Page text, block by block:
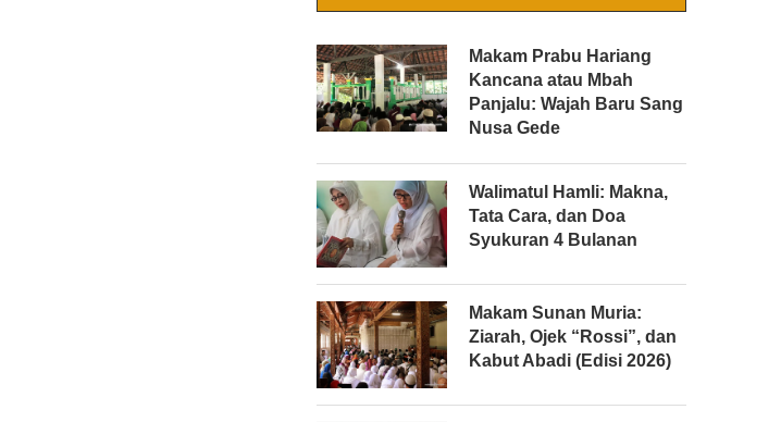
Makam Prabu Hariang
Kancana atau Mbah
Panjalu: Wajah Baru Sang
Nusa Gede
Walimatul Hamli: Makna,
Tata Cara, dan Doa
Syukuran 4 Bulanan
Makam Sunan Muria:
Ziarah, Ojek “Rossi”, dan
Kabut Abadi (Edisi 2026)